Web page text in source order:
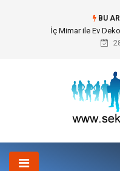
BU
Kuveyt Nakliye Süreçlerinde